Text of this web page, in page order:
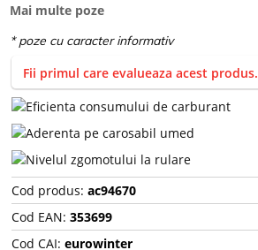
Mai multe poze
Fii primul care evalueaza acest produs.
Cod produs: ac94670
Cod EAN: 353699
Cod CAI: eurowinter